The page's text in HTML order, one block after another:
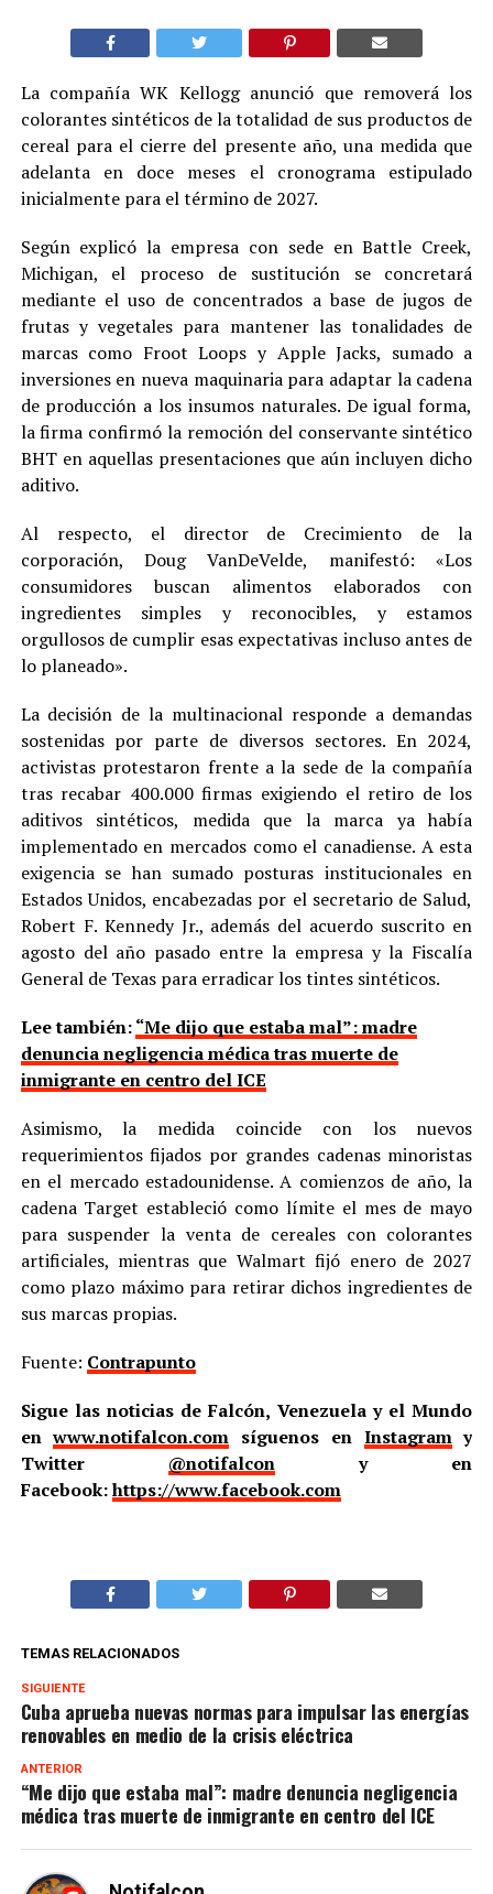
La compañía WK Kellogg anunció que removerá los
colorantes sintéticos de la totalidad de sus productos de
cereal para el cierre del presente año, una medida que
adelanta en doce meses el cronograma estipulado
inicialmente para el término de 2027.
Según explicó la empresa con sede en Battle Creek,
Michigan, el proceso de sustitución se concretará
mediante el uso de concentrados a base de jugos de
frutas y vegetales para mantener las tonalidades de
marcas como Froot Loops y Apple Jacks, sumado a
inversiones en nueva maquinaria para adaptar la cadena
de producción a los insumos naturales. De igual forma,
la firma confirmó la remoción del conservante sintético
BHT en aquellas presentaciones que aún incluyen dicho
aditivo.
Al respecto, el director de Crecimiento de la
corporación, Doug VanDeVelde, manifestó: «Los
consumidores buscan alimentos elaborados con
ingredientes simples y reconocibles, y estamos
orgullosos de cumplir esas expectativas incluso antes de
lo planeado».
La decisión de la multinacional responde a demandas
sostenidas por parte de diversos sectores. En 2024,
activistas protestaron frente a la sede de la compañía
tras recabar 400.000 firmas exigiendo el retiro de los
aditivos sintéticos, medida que la marca ya había
implementado en mercados como el canadiense. A esta
exigencia se han sumado posturas institucionales en
Estados Unidos, encabezadas por el secretario de Salud,
Robert F. Kennedy Jr., además del acuerdo suscrito en
agosto del año pasado entre la empresa y la Fiscalía
General de Texas para erradicar los tintes sintéticos.
Lee también:“Me dijo que estaba mal”: madre
denuncia negligencia médica tras muerte de
inmigrante en centro del ICE
Asimismo, la medida coincide con los nuevos
requerimientos fijados por grandes cadenas minoristas
en el mercado estadounidense. A comienzos de año, la
cadena Target estableció como límite el mes de mayo
para suspender la venta de cereales con colorantes
artificiales, mientras que Walmart fijó enero de 2027
como plazo máximo para retirar dichos ingredientes de
sus marcas propias.
Fuente: Contrapunto
Sigue las noticias de Falcón, Venezuela y el Mundo
enwww.notifalcon.com síguenos en Instagramy
Twitter @notifalcony en
Facebook:https://www.facebook.com
TEMAS RELACIONADOS
SIGUIENTE
Cuba aprueba nuevas normas para impulsar las energías
renovables en medio de la crisis eléctrica
ANTERIOR
“Me dijo que estaba mal”: madre denuncia negligencia
médica tras muerte de inmigrante en centro del ICE